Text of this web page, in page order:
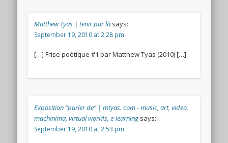
Matthew Tyas | tenir par là says:
September 19, 2010 at 2:28 pm
[…] Frise poétique #1 par Matthew Tyas (2010) […]
Exposition “parler de” | mtyas. com - music, art, video,
machinima, virtual worlds, e-learning says:
September 19, 2010 at 2:53 pm